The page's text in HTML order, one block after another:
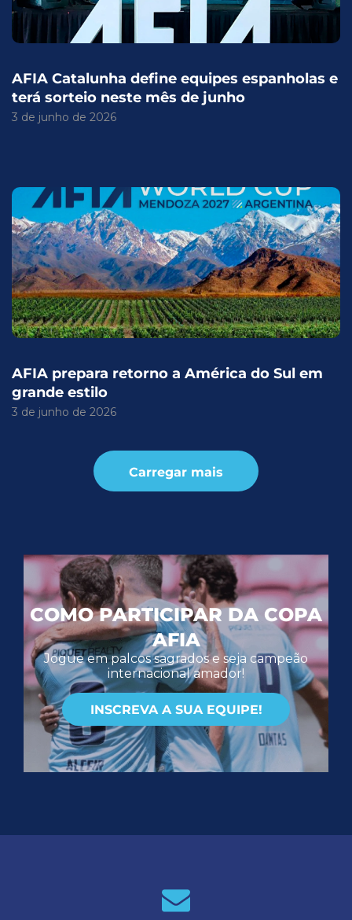
AFIA Catalunha define equipes espanholas e
terá sorteio neste mês de junho
3 de junho de 2026
AFIA prepara retorno a América do Sul em
grande estilo
3 de junho de 2026
Carregar mais
COMO PARTICIPAR DA COPA
AFIA
Jogue em palcos sagrados e seja campeão
internacional amador!
INSCREVA A SUA EQUIPE!